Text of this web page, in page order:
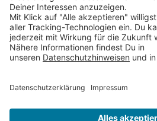
* Versandkostenfrei ab 9,00 €
Deutschlands
** Lieferzeit 1-3 Werktage
Thienemann-Esslinger Verlag GmbH,